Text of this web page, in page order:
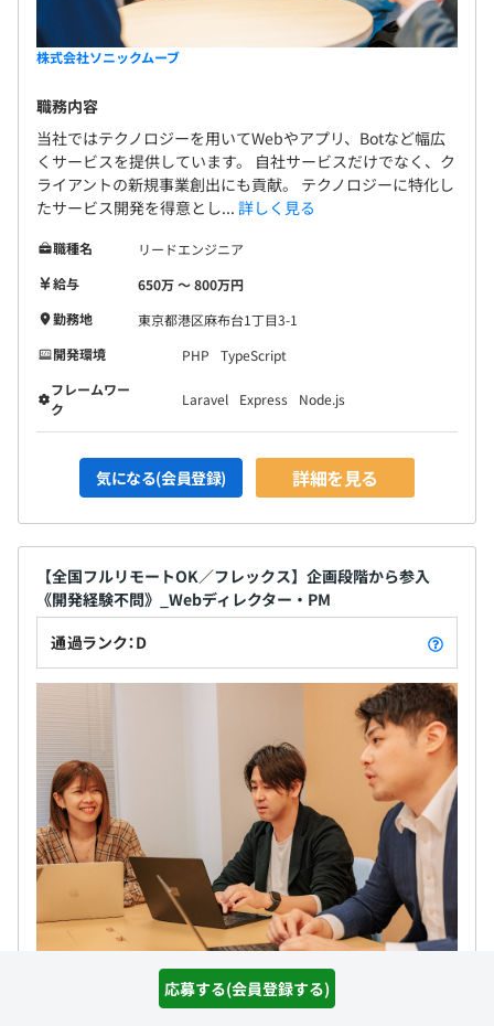
応募する(会員登録する)
株式会社ソニックムーブ
職務内容
当社ではテクノロジーを用いてWebやアプリ、Botなど幅広
くサービスを提供しています。 自社サービスだけでなく、ク
ライアントの新規事業創出にも貢献。 テクノロジーに特化し
たサービス開発を得意とし... 詳しく見る
職種名
リードエンジニア
給与
650万 〜 800万円
勤務地
東京都港区麻布台1丁目3-1
開発環境
PHP
TypeScript
フレームワー
ク
Laravel Express Node.js
気になる(会員登録) 詳細を見る
【全国フルリモートOK／フレックス】企画段階から参入
《開発経験不問》_Webディレクター・PM
通過ランク：D
株式会社ソニックムーブ